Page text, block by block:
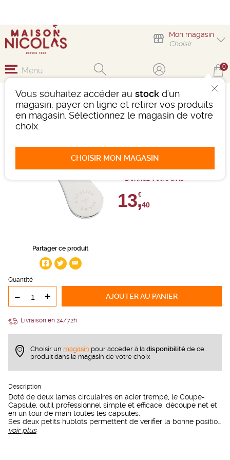
Mon magasin
Choisir
Vous souhaitez accéder au stock d'un
magasin, payer en ligne et retirer vos produits
en magasin. Sélectionnez le magasin de votre
choix.
CHOISIR MON MAGASIN
Menu 0
Partager ce produit
COUPE-CAPSULE EN
MÉTAL CHROMÉ
0 avis
Donnez votre avis
13,
€
40
Quantité
- + AJOUTERAU PANIER
Livraison en 24/72h
Choisir un magasin pour accèder à la disponibilité de ce
produit dans le magasin de votre choix
Description
Doté de deux lames circulaires en acier trempé, le Coupe-
Capsule, outil professionnel simple et efficace, découpe net et
en un tour de main toutes les capsules.
Ses deux petits hublots permettent de vérifier la bonne position
de l’outil sur la capsule lors de la découpe.
voir plus